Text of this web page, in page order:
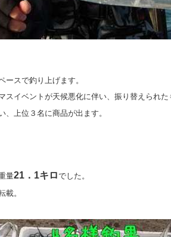
ースで釣り上げます。
スイベントが天候悪化に伴い、振り替えられた
、上位３名に商品が出ます。
量21．1キロでした。
載。